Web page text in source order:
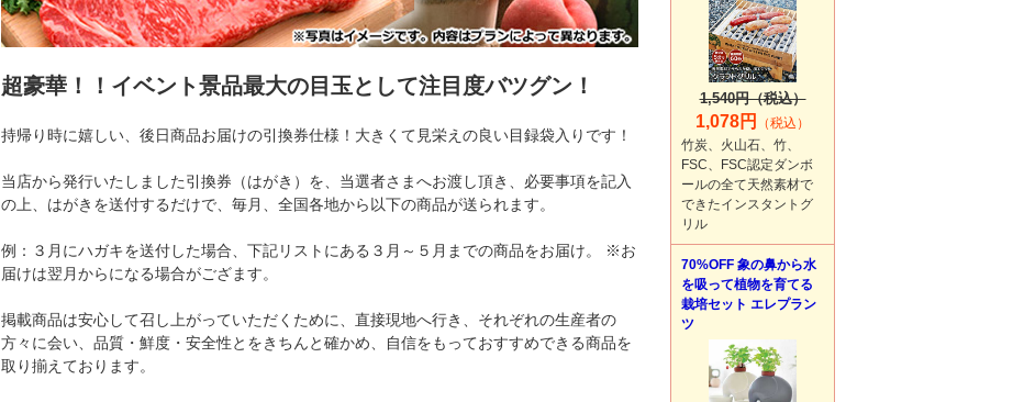
超豪華！！イベント景品最大の目玉として注目度バツグン！
持帰り時に嬉しい、後日商品お届けの引換券仕様！大きくて見栄えの良い目録袋入りです！
当店から発行いたしました引換券（はがき）を、当選者さまへお渡し頂き、必要事項を記入
の上、はがきを送付するだけで、毎月、全国各地から以下の商品が送られます。
例：３月にハガキを送付した場合、下記リストにある３月～５月までの商品をお届け。 ※お
届けは翌月からになる場合がござます。
掲載商品は安心して召し上がっていただくために、直接現地へ行き、それぞれの生産者の
方々に会い、品質・鮮度・安全性とをきちんと確かめ、自信をもっておすすめできる商品を
取り揃えております。
1,540円（税込）
1,078円
（税込）
竹炭、火山石、竹、
FSC、FSC認定ダンボ
ールの全て天然素材で
できたインスタントグ
リル
70%OFF 象の鼻から水
を吸って植物を育てる
栽培セット エレプラン
ツ